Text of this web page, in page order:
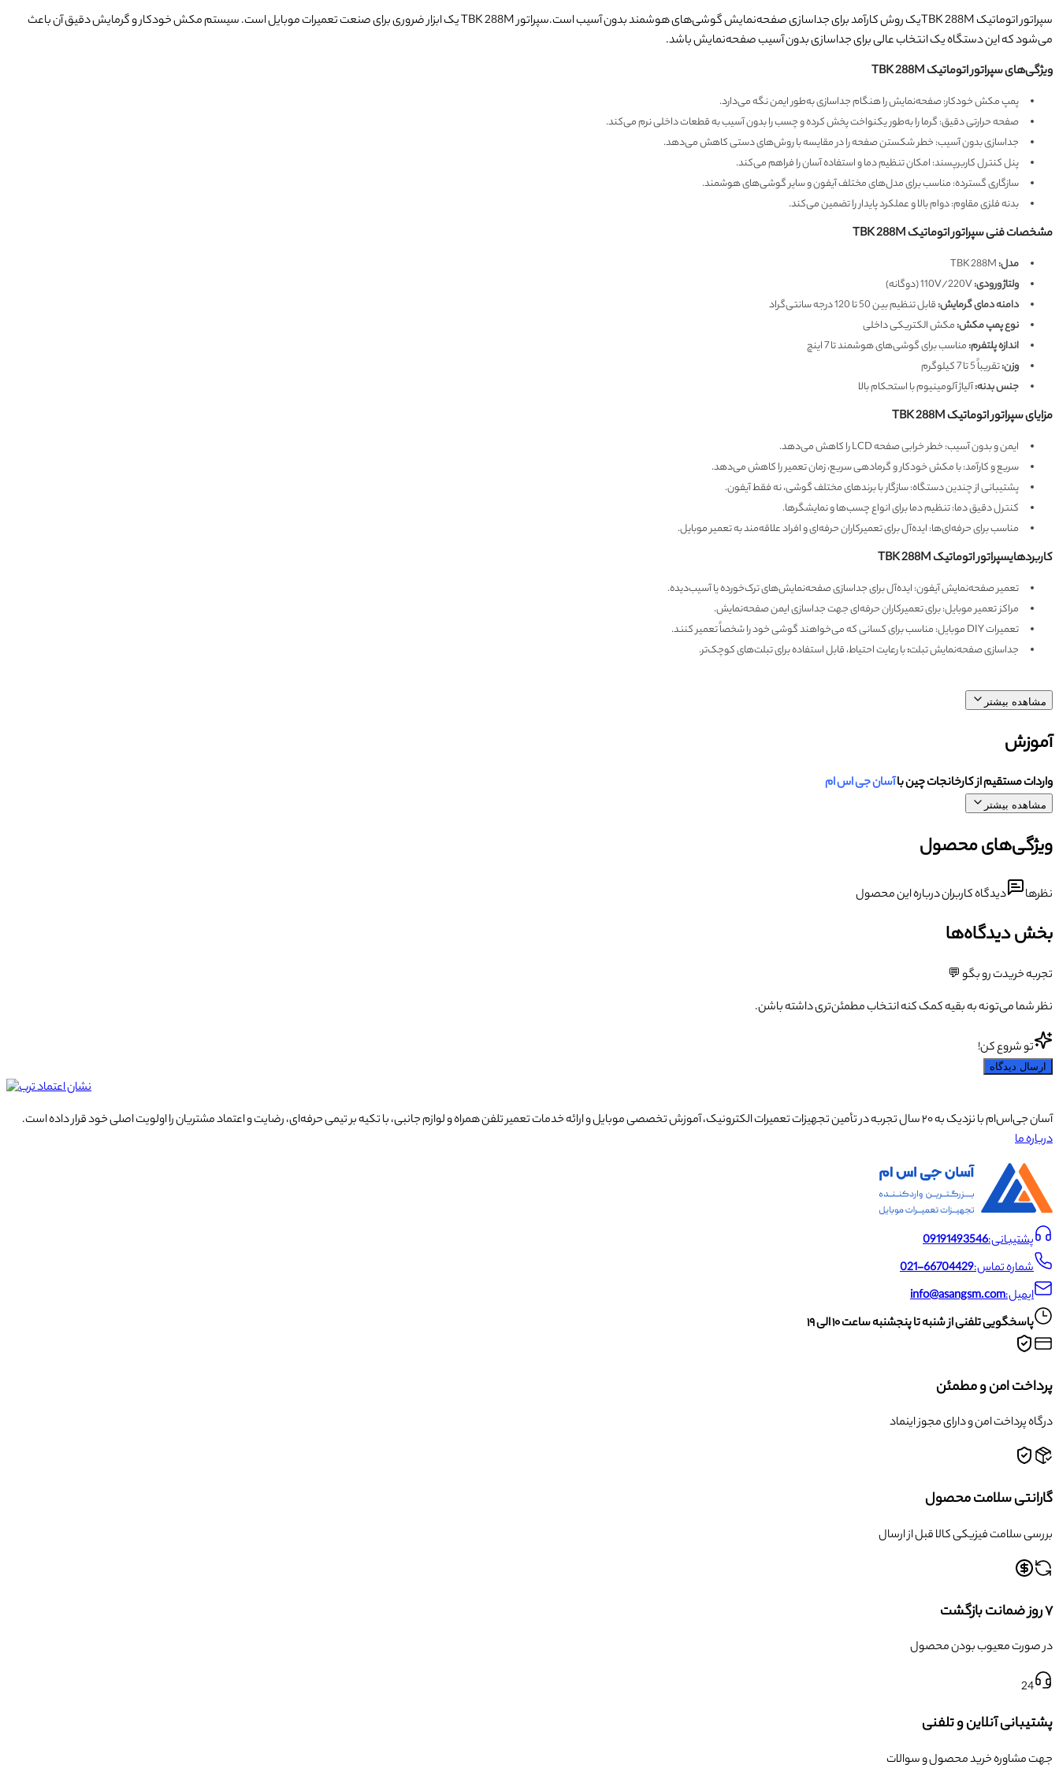
سپراتور اتوماتیک TBK 288Mیک روش کارآمد برای جداسازی صفحه‌نمایش گوشی‌های هوشمند بدون آسیب است.سپراتور TBK 288M یک ابزار ضروری برای صنعت تعمیرات موبایل است. سیستم مکش خودکار و گرمایش دقیق آن باعث
می‌شود که این دستگاه یک انتخاب عالی برای جداسازی بدون آسیب صفحه‌نمایش باشد.
ویژگی‌های سپراتور اتوماتیک TBK 288M
پمپ مکش خودکار: صفحه‌نمایش را هنگام جداسازی به‌طور ایمن نگه می‌دارد.
صفحه حرارتی دقیق: گرما را به‌طور یکنواخت پخش کرده و چسب را بدون آسیب به قطعات داخلی نرم می‌کند.
جداسازی بدون آسیب: خطر شکستن صفحه را در مقایسه با روش‌های دستی کاهش می‌دهد.
پنل کنترل کاربرپسند: امکان تنظیم دما و استفاده آسان را فراهم می‌کند.
سازگاری گسترده: مناسب برای مدل‌های مختلف آیفون و سایر گوشی‌های هوشمند.
بدنه فلزی مقاوم: دوام بالا و عملکرد پایدار را تضمین می‌کند.
مشخصات فنی سپراتور اتوماتیک TBK 288M
مدل:
ولتاژ ورودی:
دامنه دمای گرمایش:قابل تنظیم بین 50 تا 120 درجه سانتی‌گراد
نوع پمپ مکش:مکش الکتریکی داخلی
اندازه پلتفرم:مناسب برای گوشی‌های هوشمند تا 7 اینچ
وزن:تقریباً 5 تا 7 کیلوگرم
جنس بدنه:آلیاژ آلومینیوم با استحکام بالا
مزایای سپراتور اتوماتیک TBK 288M
ایمن و بدون آسیب: خطر خرابی صفحه LCD را کاهش می‌دهد.
سریع و کارآمد: با مکش خودکار و گرمادهی سریع، زمان تعمیر را کاهش می‌دهد.
پشتیبانی از چندین دستگاه: سازگار با برندهای مختلف گوشی، نه فقط آیفون.
کنترل دقیق دما: تنظیم دما برای انواع چسب‌ها و نمایشگرها.
مناسب برای حرفه‌ای‌ها: ایده‌آل برای تعمیرکاران حرفه‌ای و افراد علاقه‌مند به تعمیر موبایل.
کاربردهایسپراتور اتوماتیک TBK 288M
تعمیر صفحه‌نمایش آیفون: ایده‌آل برای جداسازی صفحه‌نمایش‌های ترک‌خورده یا آسیب‌دیده.
مراکز تعمیر موبایل: برای تعمیرکاران حرفه‌ای جهت جداسازی ایمن صفحه‌نمایش.
تعمیرات DIY موبایل: مناسب برای کسانی که می‌خواهند گوشی خود را شخصاً تعمیر کنند.
جداسازی صفحه‌نمایش تبلت:با رعایت احتیاط، قابل استفاده برای تبلت‌های کوچک‌تر.
مشاهده بیشتر
آموزش
واردات مستقیم از کارخانجات چین باآسان جی اس ام
مشاهده بیشتر
ویژگی‌های محصول
نظرها دیدگاه کاربران درباره این محصول
بخش دیدگاه‌ها
تجربه خریدت رو بگو 💬
نظر شما می‌تونه به بقیه کمک کنه انتخاب مطمئن‌تری داشته باشن.
تو شروع کن!
ارسال دیدگاه
آسان جی‌اس‌ام با نزدیک به ۲۰ سال تجربه در تأمین تجهیزات تعمیرات الکترونیک، آموزش تخصصی موبایل و ارائه خدمات تعمیر تلفن همراه و لوازم جانبی، با تکیه بر تیمی حرفه‌ای، رضایت و اعتماد مشتریان را اولویت اصلی خود قرار داده است.
درباره ما
پشتیبانی:09191493546
شماره تماس:021-66704429
ایمیل:info@asangsm.com
پاسخگویی تلفنی از شنبه تا پنجشنبه ساعت ۱۰ الی ۱۹
پرداخت امن و مطمئن
درگاه پرداخت امن و دارای مجوز اینماد
گارانتی سلامت محصول
بررسی سلامت فیزیکی کالا قبل از ارسال
۷ روز ضمانت بازگشت
در صورت معیوب بودن محصول
24
پشتیبانی آنلاین و تلفنی
جهت مشاوره خرید محصول و سوالات